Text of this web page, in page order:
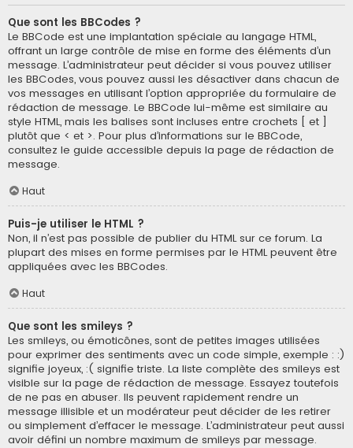
Que sont les BBCodes ?
Le BBCode est une implantation spéciale au langage HTML,
offrant un large contrôle de mise en forme des éléments d’un
message. L’administrateur peut décider si vous pouvez utiliser
les BBCodes, vous pouvez aussi les désactiver dans chacun de
vos messages en utilisant l’option appropriée du formulaire de
rédaction de message. Le BBCode lui-même est similaire au
style HTML, mais les balises sont incluses entre crochets [ et ]
plutôt que < et >. Pour plus d’informations sur le BBCode,
consultez le guide accessible depuis la page de rédaction de
message.
Haut
Puis-je utiliser le HTML ?
Non, il n’est pas possible de publier du HTML sur ce forum. La
plupart des mises en forme permises par le HTML peuvent être
appliquées avec les BBCodes.
Haut
Que sont les smileys ?
Les smileys, ou émoticônes, sont de petites images utilisées
pour exprimer des sentiments avec un code simple, exemple : :)
signifie joyeux, :( signifie triste. La liste complète des smileys est
visible sur la page de rédaction de message. Essayez toutefois
de ne pas en abuser. Ils peuvent rapidement rendre un
message illisible et un modérateur peut décider de les retirer
ou simplement d’effacer le message. L’administrateur peut aussi
avoir défini un nombre maximum de smileys par message.